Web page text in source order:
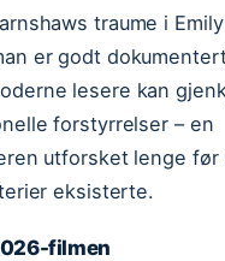
traume i Emily
er godt
lesere kan
forstyrrelser – en
utforsket lenge før
eksisterte.
filmen